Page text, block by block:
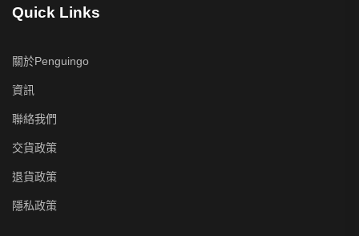
Quick Links
關於Penguingo
資訊
聯絡我們
交貨政策
退貨政策
隱私政策